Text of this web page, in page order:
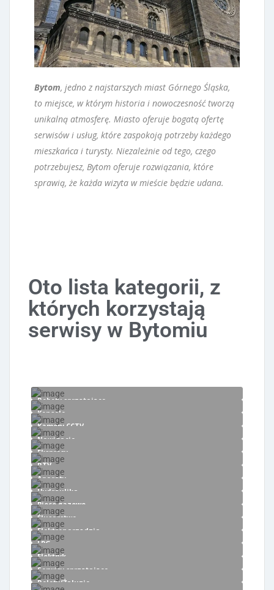
Bytom, jedno z najstarszych miast Górnego Śląska,
to miejsce, w którym historia i nowoczesność tworzą
unikalną atmosferę. Miasto oferuje bogatą ofertę
serwisów i usług, które zaspokoją potrzeby każdego
mieszkańca i turysty. Niezależnie od tego, czego
potrzebujesz, Bytom oferuje rozwiązania, które
sprawią, że każda wizyta w mieście będzie udana.
Oto lista kategorii, z
których korzystają
serwisy w Bytomiu
Roboty sprzątające
Konsole
Kamery CCTV
Nawigacje
Ekspresy
RTV
Aparaty
Hydraulika
Piece gazowe
Ślusarstwo
Elektronarzędzia
LPG
Elektryk
Serwisy sprzątające
Rolety/Żaluzje